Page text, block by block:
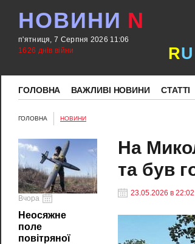
НОВИНИ N
п'ятниця, 7 Серпня 2026 11:06
1626 днів війни
RU
ГОЛОВНА ВАЖЛИВІ НОВИНИ СТАТТІ
ГОЛОВНА НОВИНИ
Вчора
Неосяжне
поле
повітряної
На
та був
23.05.2026 в 22:02